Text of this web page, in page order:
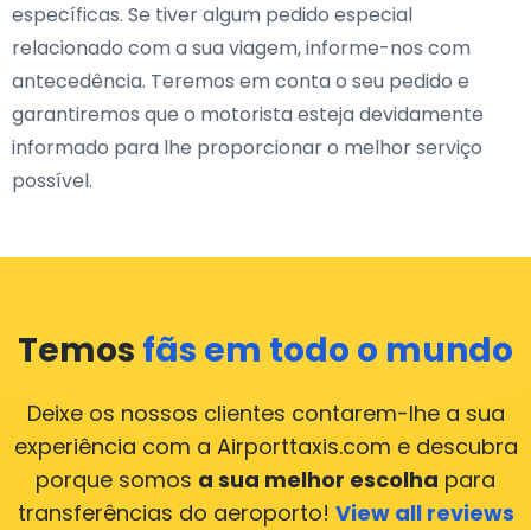
específicas. Se tiver algum pedido especial
relacionado com a sua viagem, informe-nos com
antecedência. Teremos em conta o seu pedido e
garantiremos que o motorista esteja devidamente
informado para lhe proporcionar o melhor serviço
possível.
Temos fãs em todo o mundo
Deixe os nossos clientes contarem-lhe a sua
experiência com a Airporttaxis.com e descubra
porque somos a sua melhor escolha para
transferências do aeroporto! View all reviews